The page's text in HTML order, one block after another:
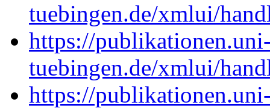
tuebingen.de/xmlui/
https://
tuebingen.de/xmlui/
https://